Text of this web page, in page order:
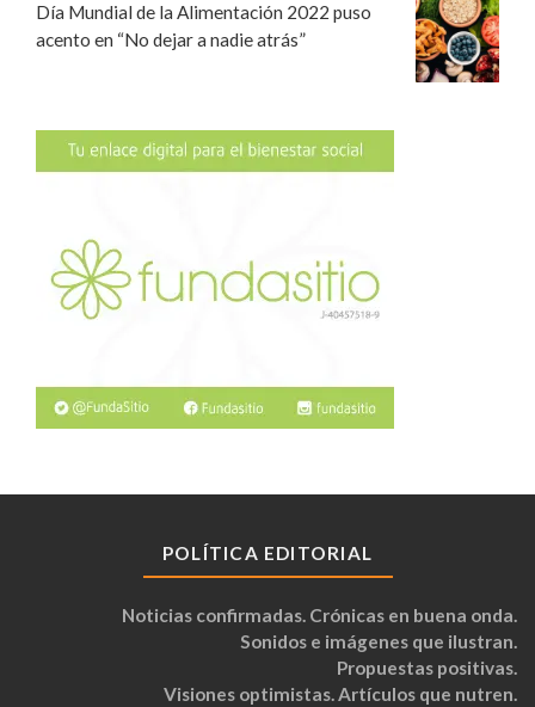
Día Mundial de la Alimentación 2022 puso
acento en “No dejar a nadie atrás”
POLÍTICA EDITORIAL
Noticias confirmadas. Crónicas en buena onda.
Sonidos e imágenes que ilustran.
Propuestas positivas.
Visiones optimistas. Artículos que nutren.